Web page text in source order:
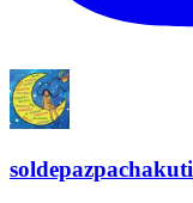
soldepazpachakuti